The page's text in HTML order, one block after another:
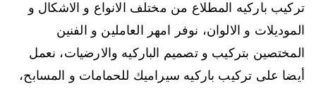
تركيب باركيه المطلاع من مختلف الانواع و الاشكال و
الموديلات و الالوان، نوفر امهر العاملين و الفنين
المختصين بتركيب و تصميم الباركيه والارضيات، نعمل
أيضا على تركيب باركيه سيراميك للحمامات و المسابح،